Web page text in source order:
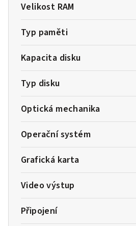
Velikost RAM
Typ paměti
Kapacita disku
Typ disku
Optická mechanika
Operační systém
Grafická karta
Video výstup
Připojení